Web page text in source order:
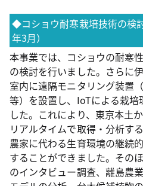
◆コショウ耐寒栽培技術の検
年3月）
本事業では、コショウの耐寒
の検討を行いました。さらに
室内に遠隔モニタリング装置
等）を設置し、IoTによる栽
した。これにより、東京本土
リアルタイムで取得・分析す
農家に代わる生育環境の継続
することができました。その
のインタビュー調査、離島農